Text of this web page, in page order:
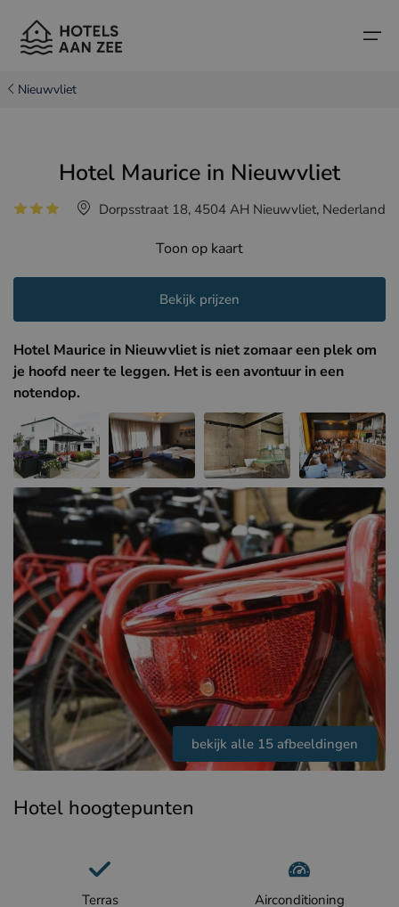
Populaire badsteden
Populaire badsteden
Hotels in Cadzand (NL)
Hotels in Knokke (BE)
Hotels in Brugge (BE)
Hotels in Middelkerke (BE)
Hotels in Sluis (NL)
Hotels in Renesse (NL)
Hotels in Duinkerke (FR)
Landen
Landen
Belgische kust
Nederlandse kust
Noord-Franse kust
Reistips en weetjes
Nieuwvliet
Hotel Maurice in Nieuwvliet
Dorpsstraat 18, 4504 AH Nieuwvliet, Nederland
Toon op kaart
Bekijk prijzen
Hotel Maurice in Nieuwvliet is niet zomaar een plek om
je hoofd neer te leggen. Het is een avontuur in een
notendop.
bekijk alle 15 afbeeldingen
Hotel hoogtepunten
Terras Airconditioning